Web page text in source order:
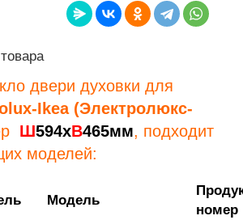
двери духовки для
Ikea (Электролюкс-
Ш594хВ465мм, подходит
моделей:
Модель
номер